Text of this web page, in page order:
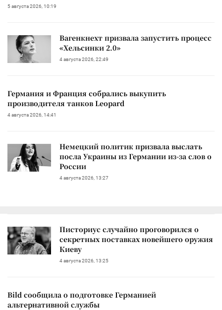
5 августа 2026, 10:19
Вагенкнехт призвала запустить процесс
«Хельсинки 2.0»
4 августа 2026, 22:49
Германия и Франция собрались выкупить
производителя танков Leopard
4 августа 2026, 14:41
Немецкий политик призвала выслать
посла Украины из Германии из-за слов о
России
4 августа 2026, 13:27
Писториус случайно проговорился о
секретных поставках новейшего оружия
Киеву
4 августа 2026, 13:25
Bild сообщила о подготовке Германией
альтернативной службы